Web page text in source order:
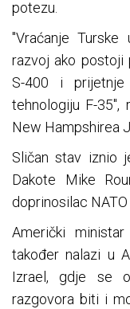
potezu.
"Vraćanje
razvoj ako postoji
S-400 i
tehnologiju F-35",
New Hampshirea
Sličan stav iznio
Dakote Mike
doprinosilac NATO
Američki
također nalazi u
Izrael, gdje se
razgovora biti i